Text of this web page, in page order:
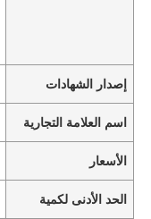
إصدار الشهادات
اسم العلامة التجارية
الأسعار
الحد الأدنى لكمية